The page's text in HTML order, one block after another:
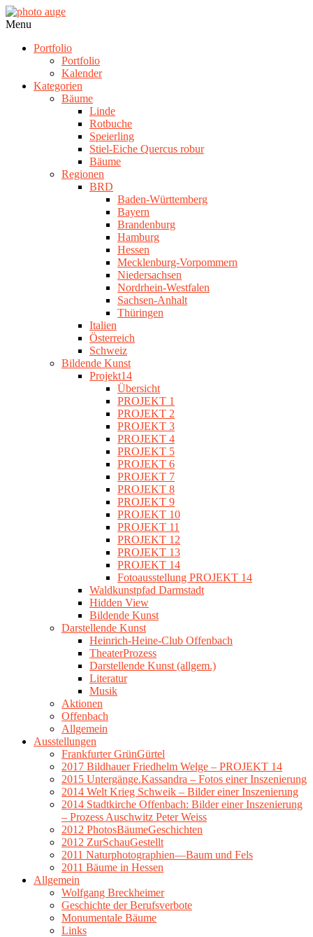
Skip
to
photo
Navigation
Menu
Portfolio
Portfolio
Kalender
Kategorien
Bäume
Linde
Rotbuche
Speierling
Stiel-Eiche Quercus robur
Bäume
Regionen
BRD
Baden-Württemberg
Bayern
Brandenburg
Hamburg
Hessen
Mecklenburg-Vorpommern
Niedersachsen
Nordrhein-Westfalen
Sachsen-Anhalt
Thüringen
Italien
Österreich
Schweiz
Bildende Kunst
Projekt14
Übersicht
PROJEKT 1
PROJEKT 2
PROJEKT 3
PROJEKT 4
PROJEKT 5
PROJEKT 6
PROJEKT 7
PROJEKT 8
PROJEKT 9
PROJEKT 10
PROJEKT 11
PROJEKT 12
PROJEKT 13
PROJEKT 14
Fotoausstellung PROJEKT 14
Waldkunstpfad Darmstadt
Hidden View
Bildende Kunst
Darstellende Kunst
Heinrich-Heine-Club Offenbach
TheaterProzess
Darstellende Kunst (allgem.)
Literatur
Musik
Aktionen
Offenbach
Allgemein
Ausstellungen
Frankfurter GrünGürtel
2017 Bildhauer Friedhelm Welge – PROJEKT 14
2015 Untergänge.Kassandra – Fotos einer Inszenierung
2014 Welt Krieg Schweik – Bilder einer Inszenierung
2014 Stadtkirche Offenbach: Bilder einer Inszenierung
– Prozess Auschwitz Peter Weiss
2012 PhotosBäumeGeschichten
2012 ZurSchauGestellt
2011 Naturphotographien—Baum und Fels
2011 Bäume in Hessen
Allgemein
Wolfgang Breckheimer
Geschichte der Berufsverbote
Monumentale Bäume
Links